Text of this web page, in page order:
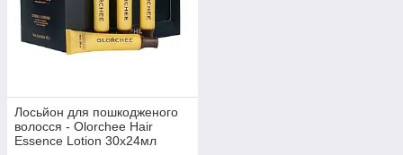
Лосьйон для пошкодженого
волосся - Olorchee Hair
Essence Lotion 30х24мл